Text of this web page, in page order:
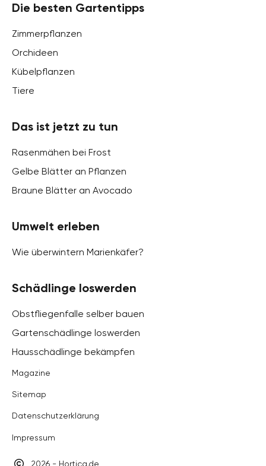
Die besten Gartentipps
Zimmerpflanzen
Orchideen
Kübelpflanzen
Tiere
Das ist jetzt zu tun
Rasenmähen bei Frost
Gelbe Blätter an Pflanzen
Braune Blätter an Avocado
Umwelt erleben
Wie überwintern Marienkäfer?
Schädlinge loswerden
Obstfliegenfalle selber bauen
Gartenschädlinge loswerden
Hausschädlinge bekämpfen
Magazine
Sitemap
Datenschutzerklärung
Impressum
2026 - Hortica.de